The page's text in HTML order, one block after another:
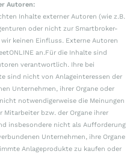
Autoren:
Inhalte externer Autoren (wie z.B.
oder nicht zur Smartbroker-
keinen Einfluss. Externe Autoren
an.Für die Inhalte sind
verantwortlich. Ihre bei
sind nicht von Anlageinteressen der
Unternehmen, ihrer Organe oder
notwendigerweise die Meinungen
Mitarbeiter bzw. der Organe ihrer
insbesondere nicht als Aufforderung
Unternehmen, ihre Organe
Anlageprodukte zu kaufen oder